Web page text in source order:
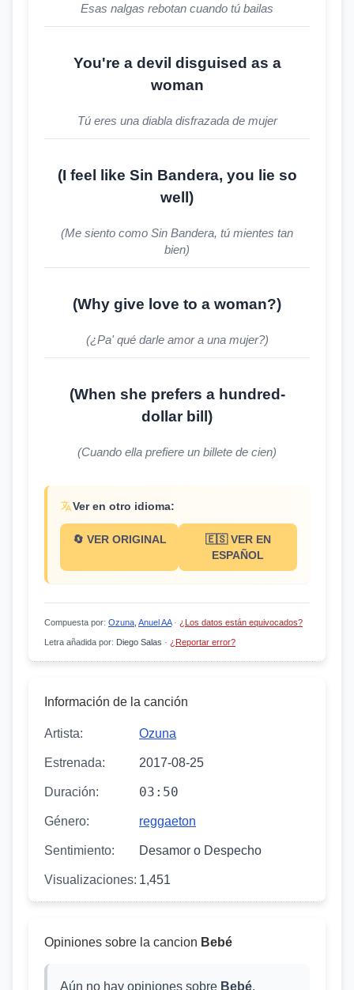
Esas nalgas rebotan cuando tú bailas
You're a devil disguised as a
woman
Tú eres una diabla disfrazada de mujer
(I feel like Sin Bandera, you lie so
well)
(Me siento como Sin Bandera, tú mientes tan
bien)
(Why give love to a woman?)
(¿Pa' qué darle amor a una mujer?)
(When she prefers a hundred-
dollar bill)
(Cuando ella prefiere un billete de cien)
Ver en otro idioma:
🔄 VER ORIGINAL
🇪🇸 VER EN
ESPAÑOL
Compuesta por: Ozuna Anuel AA· ¿Los datos están equivocados?
Letra añadida por: Diego Salas · ¿Reportar error?
Información de la canción
Artista: Ozuna
Estrenada: 2017-08-25
Duración: 03:50
Género: reggaeton
Sentimiento: Desamor o Despecho
Visualizaciones: 1,451
Opiniones sobre la cancion Bebé
Aún no hay opiniones sobre Bebé.